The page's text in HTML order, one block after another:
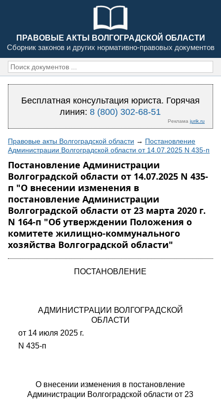
ПРАВОВЫЕ АКТЫ ВОЛГОГРАДСКОЙ ОБЛАСТИ
Сборник законов и других нормативно-правовых документов
Бесплатная консультация юриста. Горячая
линия:8 (800) 302-68-51
Реклама jurik.ru
Правовые акты Волгоградской области → Постановление
Администрации Волгоградской области от 14.07.2025 N 435-п
Постановление Администрации
Волгоградской области от 14.07.2025 N 435-
п "О внесении изменения в
постановление Администрации
Волгоградской области от 23 марта 2020 г.
N 164-п "Об утверждении Положения о
комитете жилищно-коммунального
хозяйства Волгоградской области"
ПОСТАНОВЛЕНИЕ
АДМИНИСТРАЦИИ ВОЛГОГРАДСКОЙ
ОБЛАСТИ
от 14 июля 2025 г.
N 435-п
О внесении изменения в постановление
Администрации Волгоградской области от 23